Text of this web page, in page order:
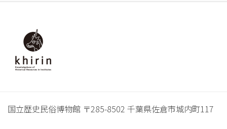
ー
国立歴史民俗博物館 〒285-8502 千葉県佐倉市城内町117